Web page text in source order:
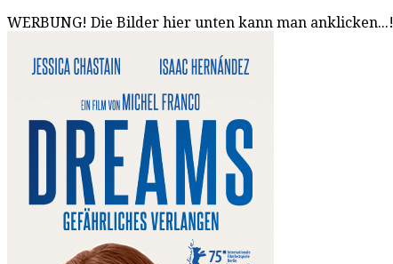
WERBUNG! Die Bilder hier unten kann man anklicken...!